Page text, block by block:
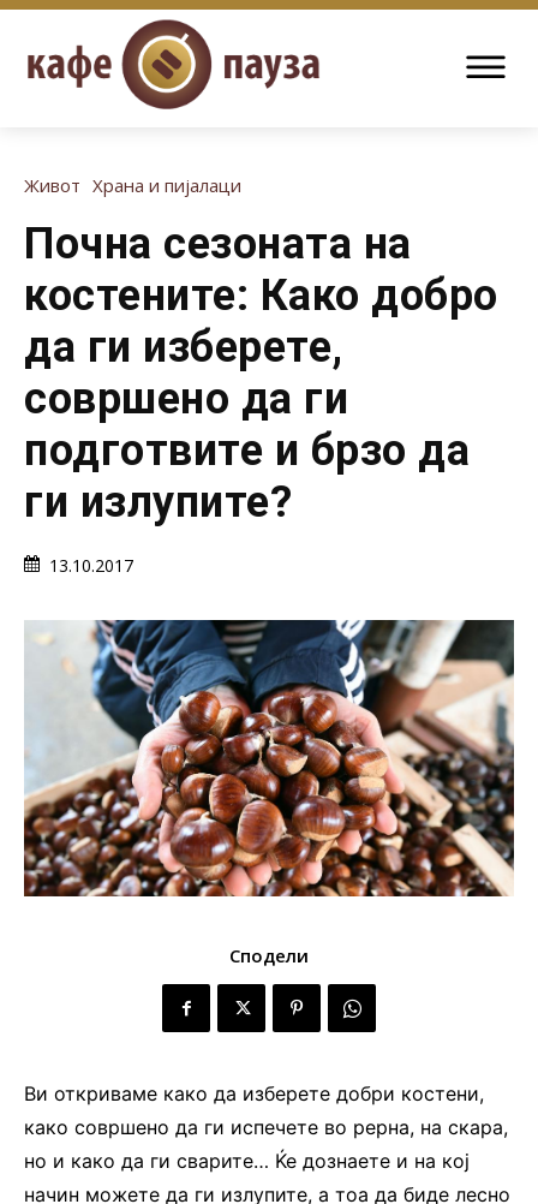
Живот Храна и пијалаци
Почна сезоната на
костените: Како добро
да ги изберете,
совршено да ги
подготвите и брзо да
ги излупите?
13.10.2017
Сподели
Ви откриваме како да изберете добри костени,
како совршено да ги испечете во рерна, на скара,
но и како да ги сварите… Ќе дознаете и на кој
начин можете да ги излупите, а тоа да биде лесно